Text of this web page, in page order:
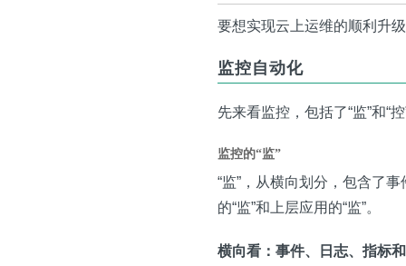
要想实现云上运维的顺利升
监控自动化
先来看监控，包括了“监”和“
监控的“监”
“监”，从横向划分，包含了
的“监”和上层应用的“监”。
横向看：事件、日志、指标